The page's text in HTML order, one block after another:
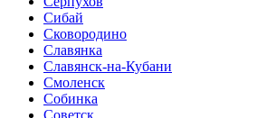
Сибай
Сковородино
Славянка
Славянск-на-Кубани
Смоленск
Собинка
Советск